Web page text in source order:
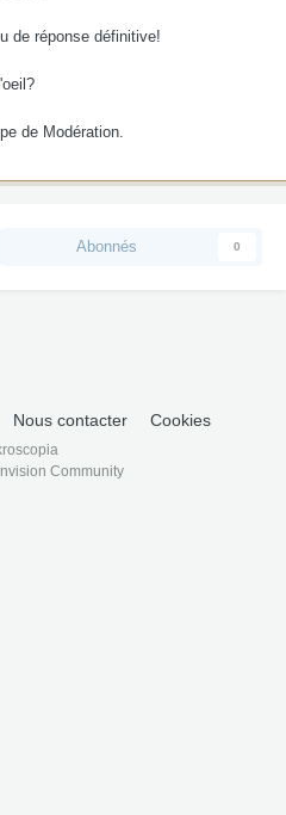
de réponse définitive!
de Modération.
Abonnés 0
Nous contacter Cookies
Community